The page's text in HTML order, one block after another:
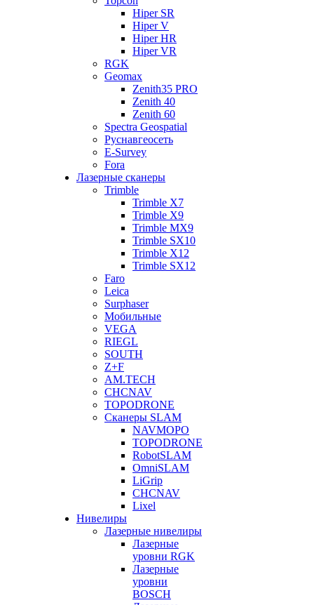
Hiper SR
Hiper V
Hiper HR
Hiper VR
RGK
Geomax
Zenith35 PRO
Zenith 40
Zenith 60
Spectra Geospatial
Руснавгеосеть
E-Survey
Fora
Лазерные сканеры
Trimble
Trimble X7
Trimble X9
Trimble MX9
Trimble SX10
Trimble X12
Trimble SX12
Faro
Leica
Surphaser
Мобильные
VEGA
RIEGL
SOUTH
Z+F
AM.TECH
CHCNAV
TOPODRONE
Сканеры SLAM
NAVMOPO
TOPODRONE
RobotSLAM
OmniSLAM
LiGrip
CHCNAV
Lixel
Нивелиры
Лазерные нивелиры
Лазерные
уровни RGK
Лазерные
уровни
BOSCH